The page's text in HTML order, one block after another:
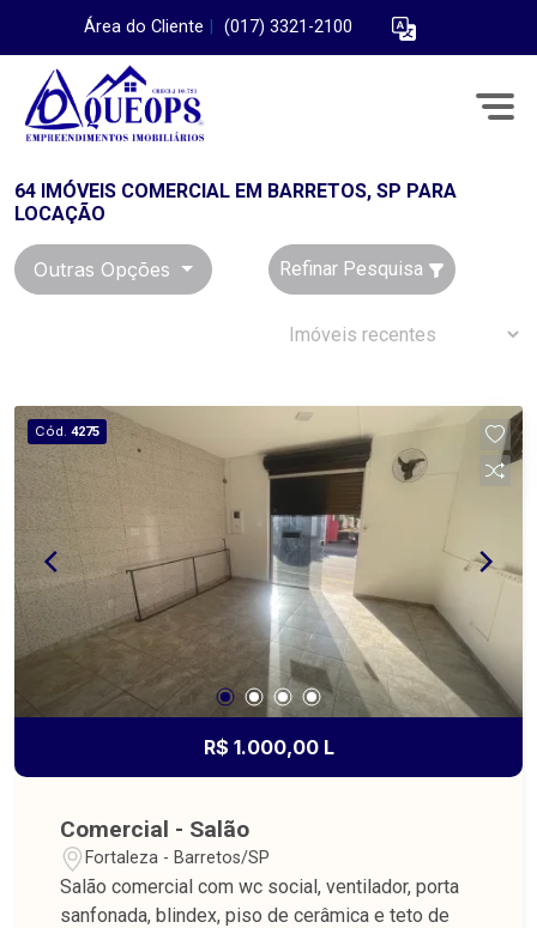
Área do Cliente (017) 3321-2100
64 IMÓVEIS COMERCIAL EM BARRETOS, SP PARA
LOCAÇÃO
Outras Opções Refinar Pesquisa
Cód. 4275
R$ 1.000,00 L
Comercial - Salão
Fortaleza - Barretos/SP
Salão comercial com wc social, ventilador, porta
sanfonada, blindex, piso de cerâmica e teto de